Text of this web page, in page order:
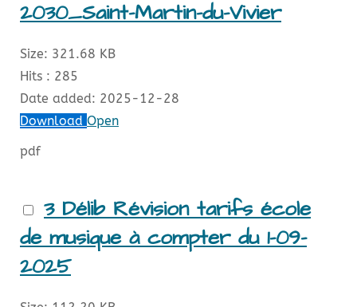
2030_Saint-Martin-du-Vivier
Size: 321.68 KB
Hits : 285
Date added: 2025-12-28
Download Open
pdf
3 Délib Révision tarifs école
de musique à compter du 1-09-
2025